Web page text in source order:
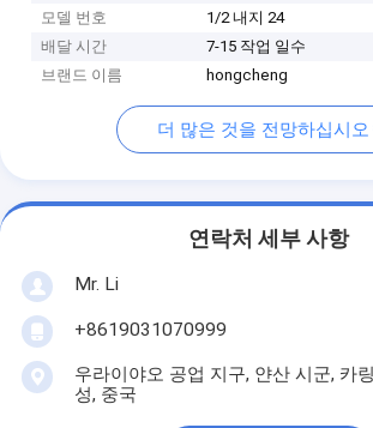
모델 번호
1/2 내지 24
배달 시간
7-15 작업 일수
브랜드 이름
hongcheng
더 많은 것을 전망하십시오
연락처 세부 사항
Mr. Li
+8619031070999
우라이야오 공업 지구, 얀산 시군, 카
성, 중국